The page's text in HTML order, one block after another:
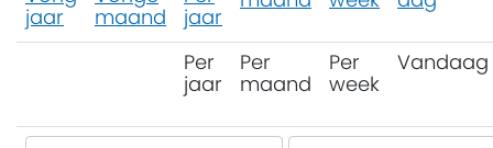
Per
jaar
Per
maand
Per
week
Vandaag